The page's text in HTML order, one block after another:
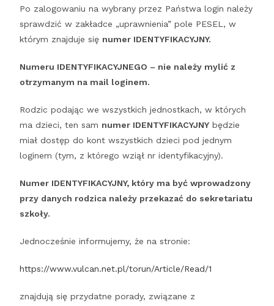
Po zalogowaniu na wybrany przez Państwa login należy
sprawdzić w zakładce „uprawnienia” pole PESEL, w
którym znajduje się numer IDENTYFIKACYJNY.
Numeru IDENTYFIKACYJNEGO – nie należy mylić z
otrzymanym na mail loginem.
Rodzic podając we wszystkich jednostkach, w których
ma dzieci, ten sam numer IDENTYFIKACYJNY będzie
miał dostęp do kont wszystkich dzieci pod jednym
loginem (tym, z którego wziął nr identyfikacyjny).
Numer IDENTYFIKACYJNY, który ma być wprowadzony
przy danych rodzica należy przekazać do sekretariatu
szkoły.
Jednocześnie informujemy, że na stronie:
https://www.vulcan.net.pl/torun/Article/Read/1
znajdują się przydatne porady, związane z